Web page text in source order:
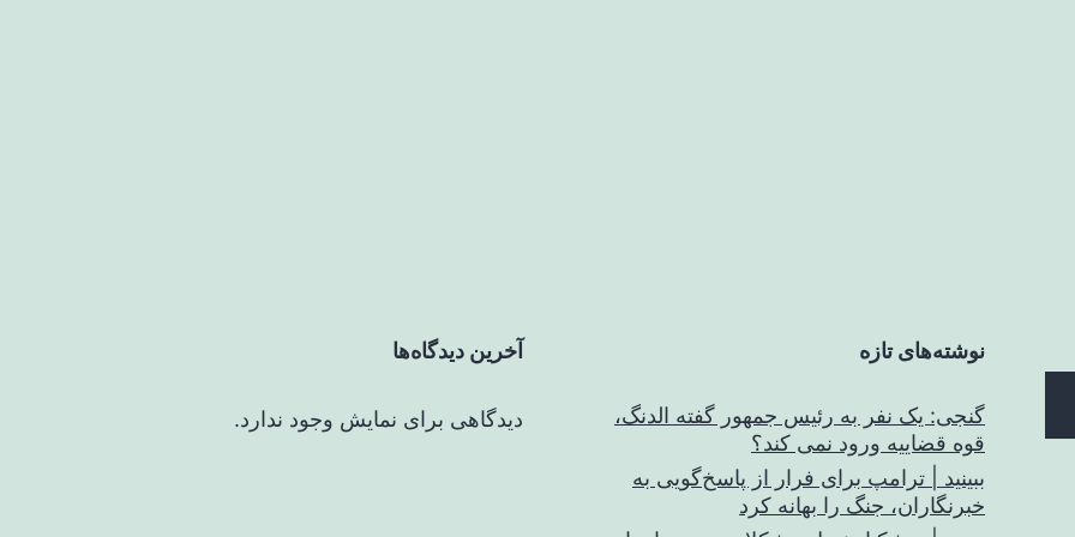
نوشته‌های تازه
گنجی: یک نفر به رئیس جمهور گفته الدنگ،
قوه قضاییه ورود نمی کند؟
ببینید | ترامپ برای فرار از پاسخ‌گویی به
خبرنگاران، جنگ را بهانه کرد
آخرین دیدگاه‌ها
دیدگاهی برای نمایش وجود ندارد.